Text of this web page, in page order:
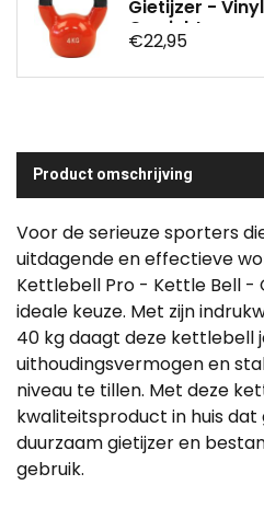
Gietijzer -
Gewichten
€22,95
Product omschrijving
Voor de serieuze sporters
uitdagende en effectieve
Kettlebell Pro - Kettle Bell -
ideale keuze. Met zijn
40 kg daagt deze kettlebell
uithoudingsvermogen en
niveau te tillen. Met deze
kwaliteitsproduct in huis dat
duurzaam gietijzer en
gebruik.